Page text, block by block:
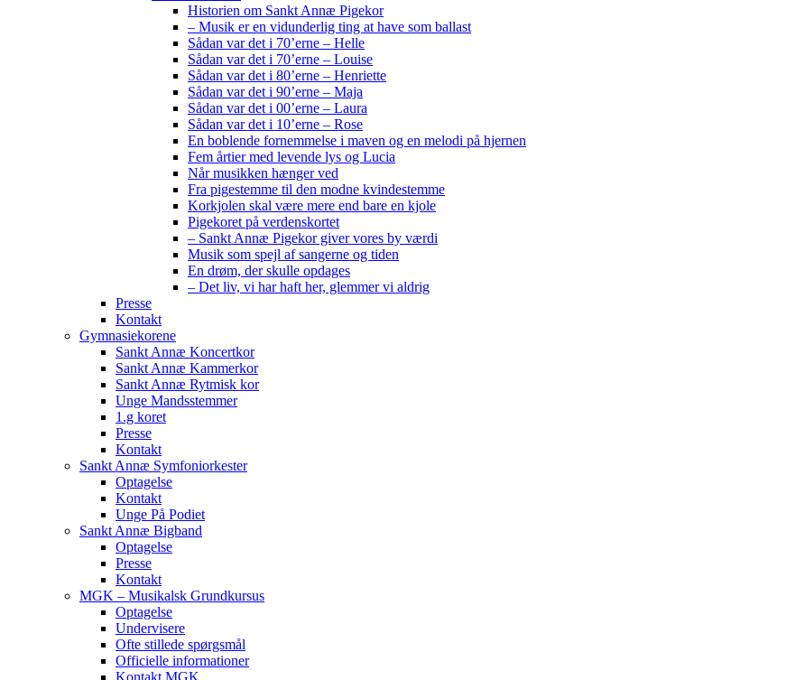
Historien om Sankt Annæ Pigekor
– Musik er en vidunderlig ting at have som ballast
Sådan var det i 70’erne – Helle
Sådan var det i 70’erne – Louise
Sådan var det i 80’erne – Henriette
Sådan var det i 90’erne – Maja
Sådan var det i 00’erne – Laura
Sådan var det i 10’erne – Rose
En boblende fornemmelse i maven og en melodi på hjernen
Fem årtier med levende lys og Lucia
Når musikken hænger ved
Fra pigestemme til den modne kvindestemme
Korkjolen skal være mere end bare en kjole
Pigekoret på verdenskortet
– Sankt Annæ Pigekor giver vores by værdi
Musik som spejl af sangerne og tiden
En drøm, der skulle opdages
– Det liv, vi har haft her, glemmer vi aldrig
Presse
Kontakt
Gymnasiekorene
Sankt Annæ Koncertkor
Sankt Annæ Kammerkor
Sankt Annæ Rytmisk kor
Unge Mandsstemmer
1.g koret
Presse
Kontakt
Sankt Annæ Symfoniorkester
Optagelse
Kontakt
Unge På Podiet
Sankt Annæ Bigband
Optagelse
Presse
Kontakt
MGK – Musikalsk Grundkursus
Optagelse
Undervisere
Ofte stillede spørgsmål
Officielle informationer
Kontakt MGK